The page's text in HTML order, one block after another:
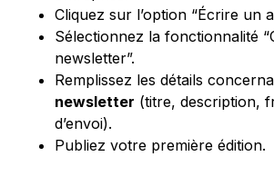
Cliquez sur l’option “Écrire un
Sélectionnez la fonctionnalité
newsletter”.
Remplissez les détails
newsletter (titre, description,
d’envoi).
Publiez votre première édition.